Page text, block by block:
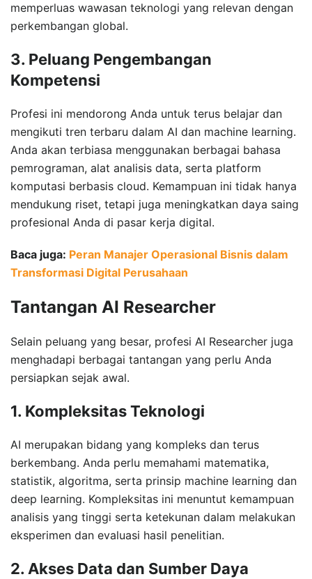
memperluas wawasan teknologi yang relevan dengan
perkembangan global.
3. Peluang Pengembangan
Kompetensi
Profesi ini mendorong Anda untuk terus belajar dan
mengikuti tren terbaru dalam AI dan machine learning.
Anda akan terbiasa menggunakan berbagai bahasa
pemrograman, alat analisis data, serta platform
komputasi berbasis cloud. Kemampuan ini tidak hanya
mendukung riset, tetapi juga meningkatkan daya saing
profesional Anda di pasar kerja digital.
Baca juga: Peran Manajer Operasional Bisnis dalam
Transformasi Digital Perusahaan
Tantangan AI Researcher
Selain peluang yang besar, profesi AI Researcher juga
menghadapi berbagai tantangan yang perlu Anda
persiapkan sejak awal.
1. Kompleksitas Teknologi
AI merupakan bidang yang kompleks dan terus
berkembang. Anda perlu memahami matematika,
statistik, algoritma, serta prinsip machine learning dan
deep learning. Kompleksitas ini menuntut kemampuan
analisis yang tinggi serta ketekunan dalam melakukan
eksperimen dan evaluasi hasil penelitian.
2. Akses Data dan Sumber Daya